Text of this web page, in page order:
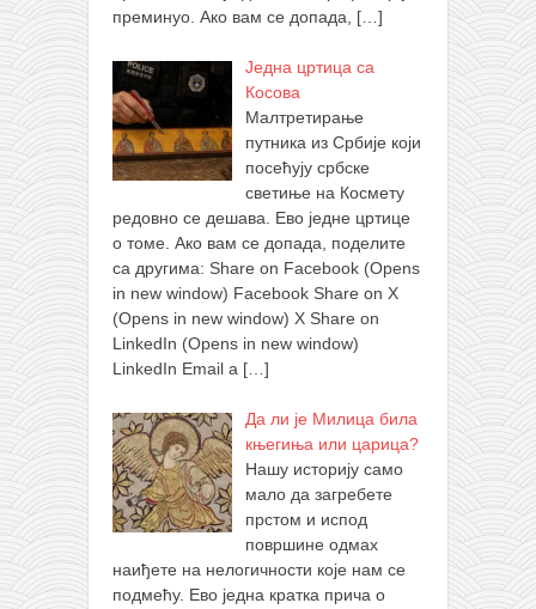
преминуо. Ако вам се допада, […]
Једна цртица са
Косова
Малтретирање
путника из Србије који
посећују србске
светиње на Космету
редовно се дешава. Ево једне цртице
о томе. Ако вам се допада, поделите
са другима: Share on Facebook (Opens
in new window) Facebook Share on X
(Opens in new window) X Share on
LinkedIn (Opens in new window)
LinkedIn Email a […]
Да ли је Милица била
књегиња или царица?
Нашу историју само
мало да загребете
прстом и испод
површине одмах
наиђете на нелогичности које нам се
подмећу. Ево једна кратка прича о